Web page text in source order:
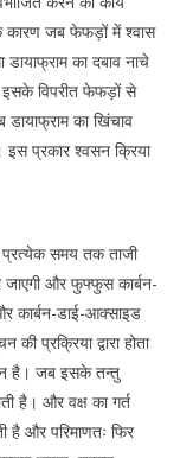
जब फेफड़ों में श्वास
का दबाव नाचे
इसके विपरीत फेफड़ों से
का खिंचाव
प्रकार श्वसन क्रिया
समय तक ताजी
और फुफ्फुस कार्बन-
कार्बन-डाई-आक्साइड
प्रक्रिया द्वारा होता
है। जब इसके तन्तु
है। और वक्ष का गर्त
और परिमाणतः फिर